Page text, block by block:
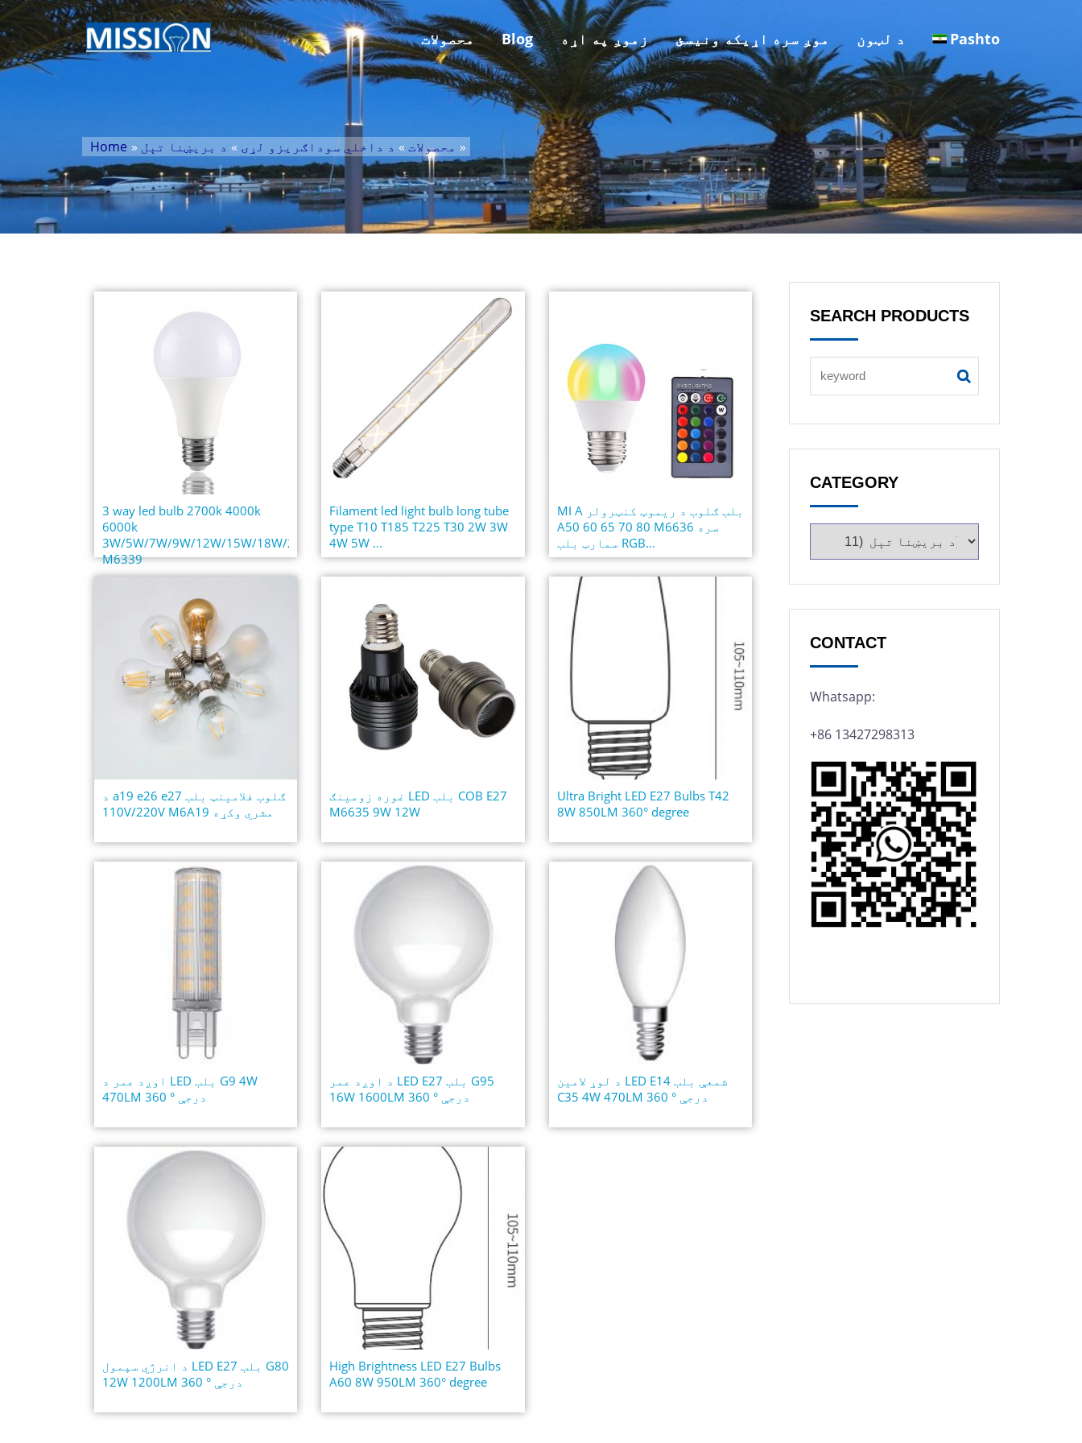
محصولات Blog زموږ په اړه موږ سره اړیکه ونیسئ د لټون Pashto
Home » محصولات » د داخلي سوداګریزو لړۍ » د بریښنا تېل »
3 way led bulb 2700k 4000k
6000k
3W/5W/7W/9W/12W/15W/18W/22W
M6339
Filament led light bulb long tube
type T10 T185 T225 T30 2W 3W
4W 5W ...
MI A بلب ګلوب د ریموټ کنټرولر
A50 60 65 70 80 M6636 سره
سمارټ بلب RGB...
د a19 e26 e27 ګلوب فلامینټ بلب
110V/220V M6A19 مشري وکړه
غوره زومینګ LED بلب COB E27
M6635 9W 12W
Ultra Bright LED E27 Bulbs T42
8W 850LM 360° degree
اوږد عمر د LED بلب G9 4W
470LM 360 ° درجې
د اوږد عمر LED E27 بلب G95
16W 1600LM 360 ° درجې
د لوړ لامین LED E14 شمعې بلب
C35 4W 470LM 360 ° درجې
د انرژي سپمول LED E27 بلب G80
12W 1200LM 360 ° درجې
High Brightness LED E27 Bulbs
A60 8W 950LM 360° degree
SEARCH PRODUCTS
CATEGORY
CONTACT
Whatsapp:
+86 13427298313